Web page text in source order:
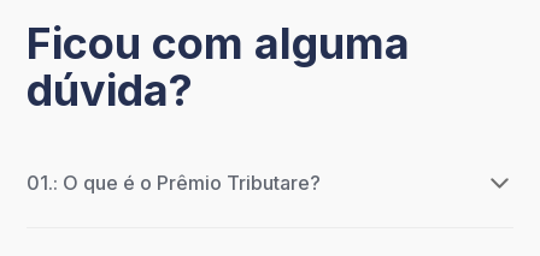
Ficou com alguma
dúvida?
01.: O que é o Prêmio Tributare?